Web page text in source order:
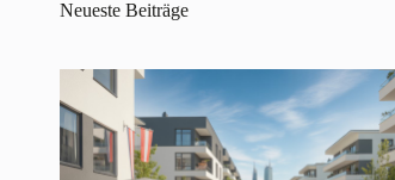
Neueste Beiträge